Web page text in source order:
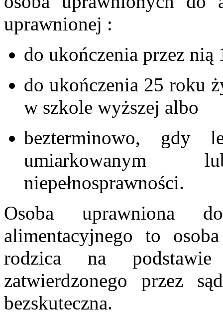
uprawnionej :
do ukończenia przez
do ukończenia 25 roku
w szkole wyższej albo
bezterminowo, gdy
umiarkowanym
niepełnosprawności.
Osoba uprawniona
alimentacyjnego to
rodzica na
zatwierdzonego przez
bezskuteczna.